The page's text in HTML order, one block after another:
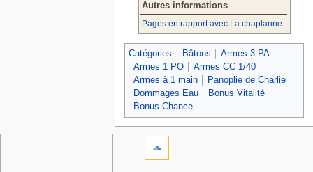
Autres informations
Pages en rapport avec La chaplanne
Catégories : Bâtons
Armes 3 PA
Armes 1 PO
Armes CC 1/40
Armes à 1 main
Panoplie de Charlie
Dommages Eau
Bonus Vitalité
Bonus Chance